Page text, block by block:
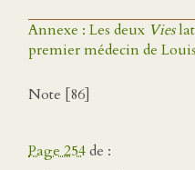
Annexe : Les deux Vies
premier médecin de Louis
Note [86]
Page 254de :